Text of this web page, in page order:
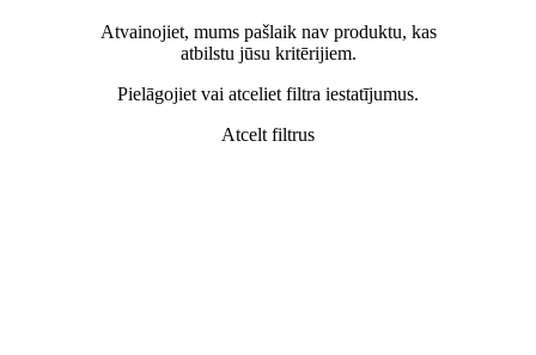
Atvainojiet, mums pašlaik nav produktu, kas
atbilstu jūsu kritērijiem.
Pielāgojiet vai atceliet filtra iestatījumus.
Atcelt filtrus